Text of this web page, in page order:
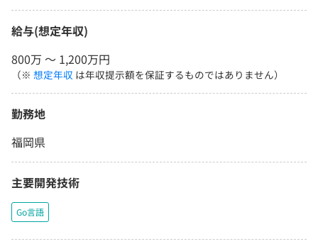
給与(想定年収)
800万 〜 1,200万円
（※ 想定年収 は年収提示額を保証するものではありません）
勤務地
福岡県
主要開発技術
Go言語